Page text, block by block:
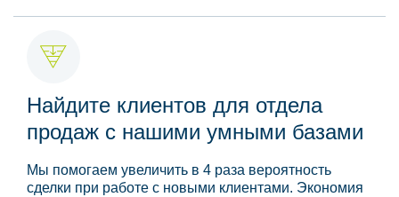
Найдите клиентов для отдела
продаж с нашими умными базами
Мы помогаем увеличить в 4 раза вероятность
сделки при работе с новыми клиентами. Экономия